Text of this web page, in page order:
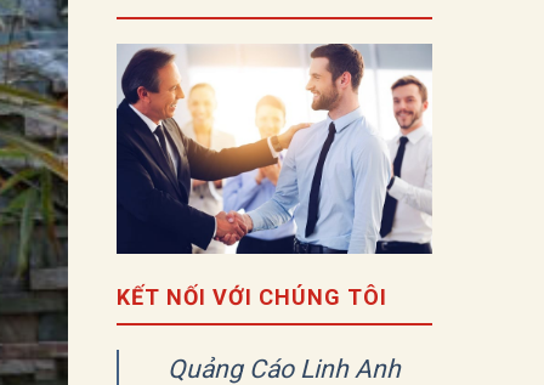
KẾT NỐI VỚI CHÚNG TÔI
Quảng Cáo Linh Anh